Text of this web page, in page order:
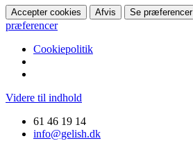
Accepter cookies Afvis Se præferencer
præferencer
Cookiepolitik
Videre til indhold
61 46 19 14
info@gelish.dk